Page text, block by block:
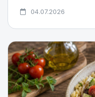
04.07.2026